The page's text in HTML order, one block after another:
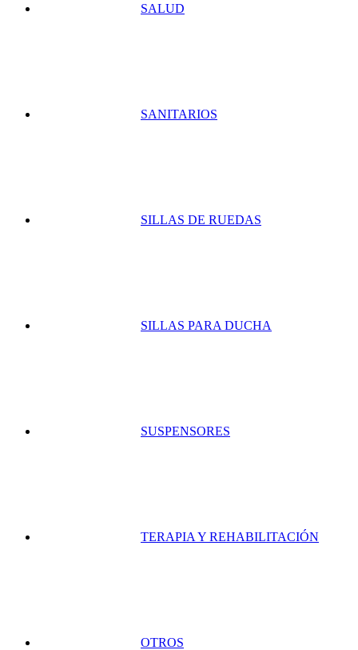
SALUD
SANITARIOS
SILLAS DE RUEDAS
SILLAS PARA DUCHA
SUSPENSORES
TERAPIA Y REHABILITACIÓN
OTROS